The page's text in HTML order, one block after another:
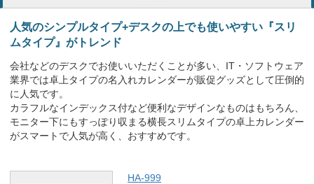
人気のシンプルタイプ+デスクの上でも使いやすい『スリ
ムタイプ』がトレンド
会社などのデスクでお使いいただくことが多い、IT・ソフトウェア
業界では卓上タイプの名入れカレンダーが販促グッズとして圧倒的
に人気です。
カラフルなインデックス付など便利なデザインなものはもちろん、
モニター下にもすっぽり収まる横長スリムタイプの卓上カレンダー
がスマートで人気が高く、おすすめです。
HA-999